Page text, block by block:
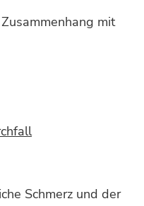
mit
Schmerz und der